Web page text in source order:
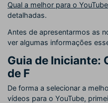
Qual a melhor para o
detalhadas.
Antes de apresentarmos as
ver algumas informações
Guia de Iniciante:
de F
De forma a selecionar a
vídeos para o YouTube,